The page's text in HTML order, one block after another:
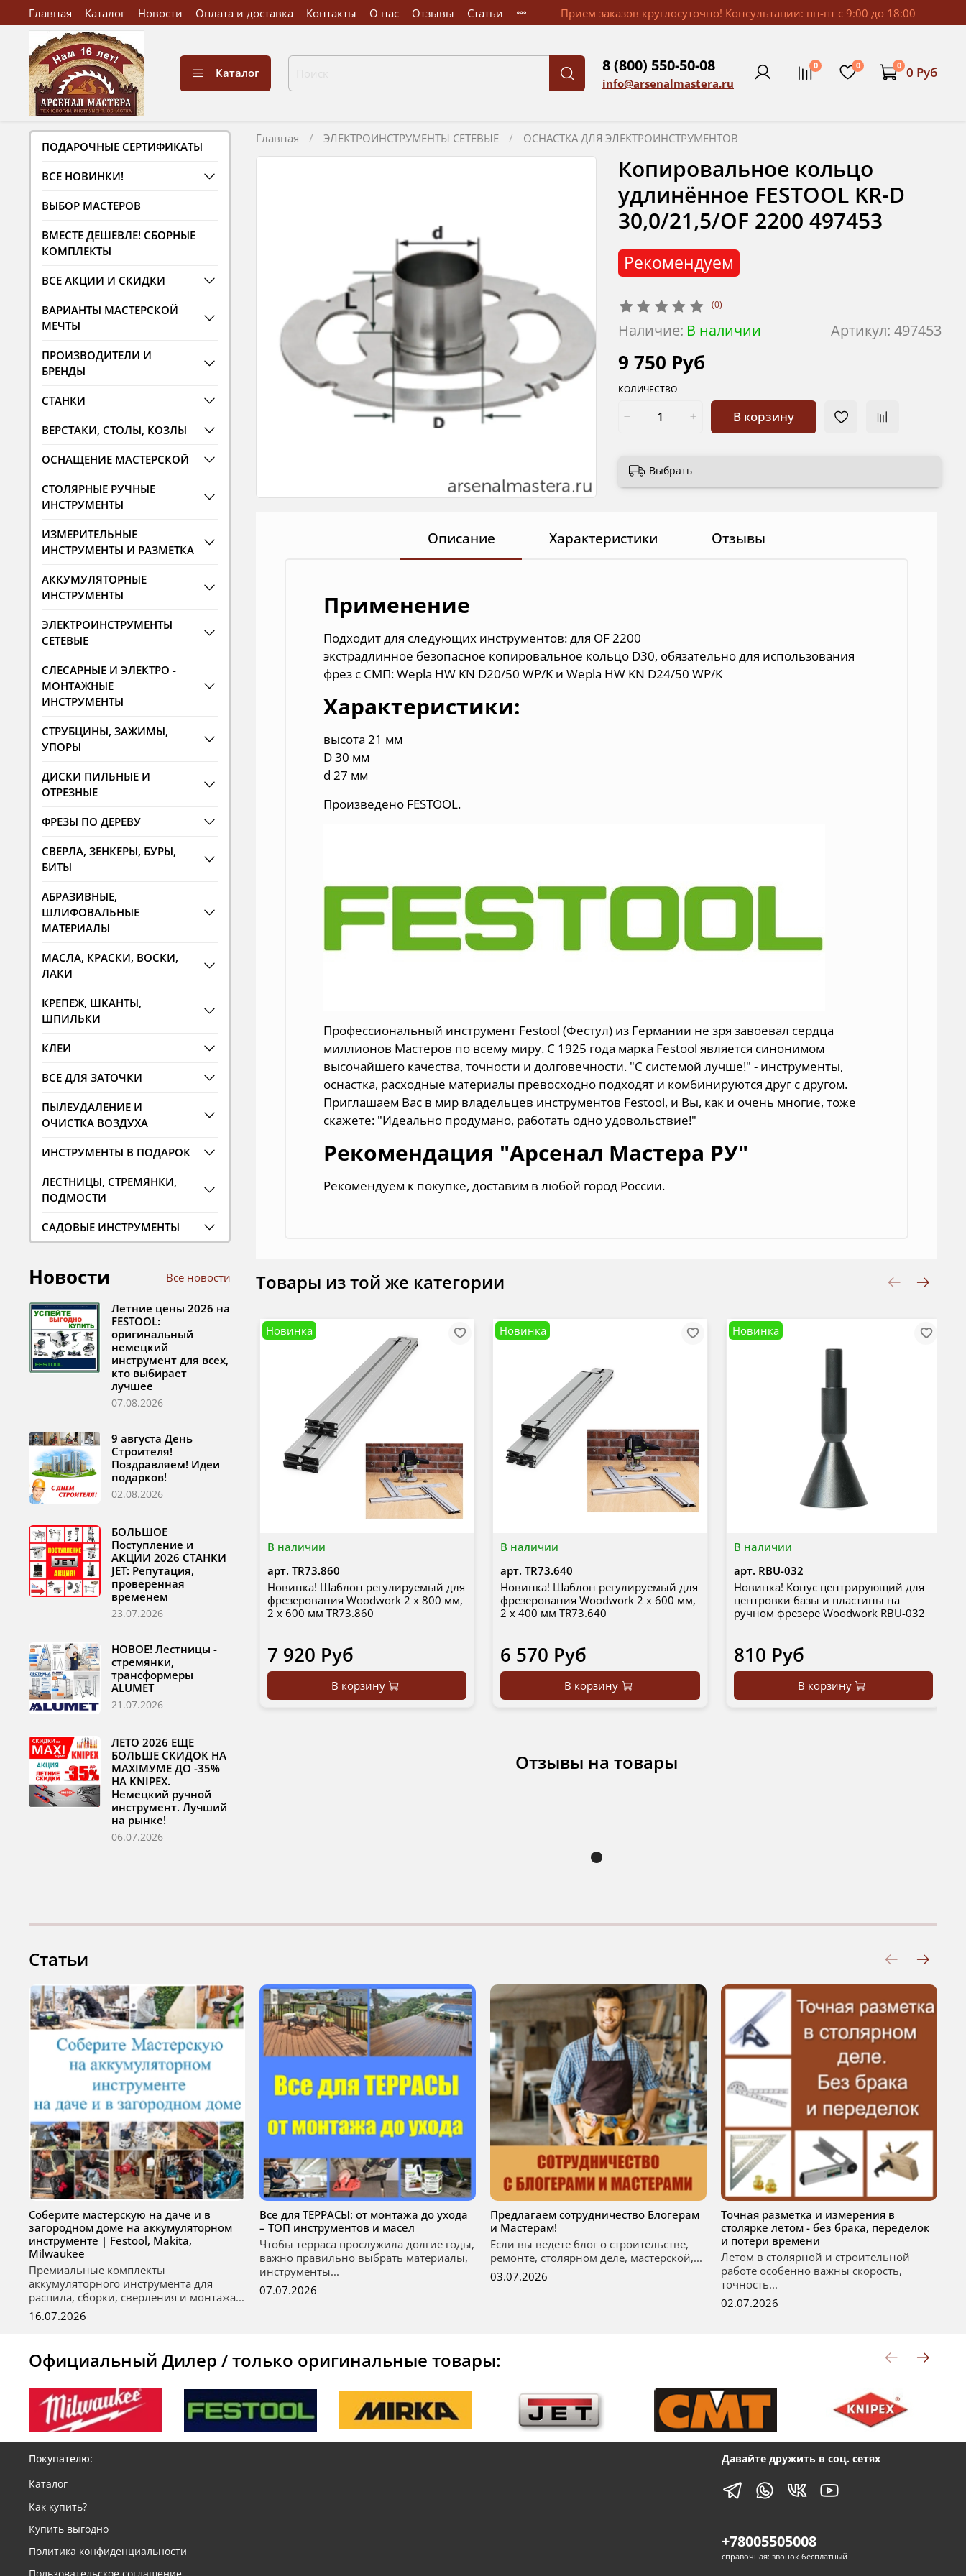
Главная Каталог Новости Оплата и доставка Контакты О нас Отзывы Статьи Прием заказов круглосуточно! Консультации: пн-пт с 9:00 до 18:00
Каталог 8 (800) 550-50-08
info@arsenalmastera.ru
0 0 0 0 Руб
Главная ЭЛЕКТРОИНСТРУМЕНТЫ СЕТЕВЫЕ ОСНАСТКА ДЛЯ ЭЛЕКТРОИНСТРУМЕНТОВ
(0)
Артикул: 497453
Наличие: В наличии
Рекомендуем
Копировальное кольцо
удлинённое FESTOOL KR-D
30,0/21,5/OF 2200 497453
9 750 Руб
КОЛИЧЕСТВО
В корзину
Выбрать
Описание Характеристики Отзывы
Применение
Подходит для следующих инструментов: для OF 2200
экстрадлинное безопасное копировальное кольцо D30, обязательно для использования
фрез с СМП: Wepla HW KN D20/50 WP/K и Wepla HW KN D24/50 WP/K
Характеристики:
высота 21 мм
D 30 мм
d 27 мм
Произведено FESTOOL.
Профессиональный инструмент Festool (Фестул) из Германии не зря завоевал сердца
миллионов Мастеров по всему миру. С 1925 года марка Festool является синонимом
высочайшего качества, точности и долговечности. "С системой лучше!" - инструменты,
оснастка, расходные материалы превосходно подходят и комбинируются друг с другом.
Приглашаем Вас в мир владельцев инструментов Festool, и Вы, как и очень многие, тоже
скажете: "Идеально продумано, работать одно удовольствие!"
Рекомендация "Арсенал Мастера РУ"
Рекомендуем к покупке, доставим в любой город России.
Товары из той же категории
В наличии
Новинка
арт. TR73.860
Новинка! Шаблон регулируемый для
фрезерования Woodwork 2 х 800 мм,
2 х 600 мм TR73.860
7 920 Руб
В корзину
В наличии
Новинка
арт.TR73.640
Новинка! Шаблон регулируемый для
фрезерования Woodwork 2 х 600 мм,
2 х 400 мм TR73.640
6 570 Руб
В корзину
В наличии
Новинка
арт. RBU-032
Новинка! Конус центрирующий для
центровки базы и пластины на
ручном фрезере Woodwork RBU-032
810 Руб
В корзину
Отзывы на товары
ПОДАРОЧНЫЕ СЕРТИФИКАТЫ
ВСЕ НОВИНКИ!
ВЫБОР МАСТЕРОВ
ВМЕСТЕ ДЕШЕВЛЕ! СБОРНЫЕ
КОМПЛЕКТЫ
ВСЕ АКЦИИ И СКИДКИ
ВАРИАНТЫ МАСТЕРСКОЙ
МЕЧТЫ
ПРОИЗВОДИТЕЛИ И
БРЕНДЫ
СТАНКИ
ВЕРСТАКИ, СТОЛЫ, КОЗЛЫ
ОСНАЩЕНИЕ МАСТЕРСКОЙ
СТОЛЯРНЫЕ РУЧНЫЕ
ИНСТРУМЕНТЫ
ИЗМЕРИТЕЛЬНЫЕ
ИНСТРУМЕНТЫ И РАЗМЕТКА
АККУМУЛЯТОРНЫЕ
ИНСТРУМЕНТЫ
ЭЛЕКТРОИНСТРУМЕНТЫ
СЕТЕВЫЕ
СЛЕСАРНЫЕ И ЭЛЕКТРО -
МОНТАЖНЫЕ
ИНСТРУМЕНТЫ
СТРУБЦИНЫ, ЗАЖИМЫ,
УПОРЫ
ДИСКИ ПИЛЬНЫЕ И
ОТРЕЗНЫЕ
ФРЕЗЫ ПО ДЕРЕВУ
СВЕРЛА, ЗЕНКЕРЫ, БУРЫ,
БИТЫ
АБРАЗИВНЫЕ,
ШЛИФОВАЛЬНЫЕ
МАТЕРИАЛЫ
МАСЛА, КРАСКИ, ВОСКИ,
ЛАКИ
КРЕПЕЖ, ШКАНТЫ,
ШПИЛЬКИ
КЛЕИ
ВСЕ ДЛЯ ЗАТОЧКИ
ПЫЛЕУДАЛЕНИЕ И
ОЧИСТКА ВОЗДУХА
ИНСТРУМЕНТЫ В ПОДАРОК
ЛЕСТНИЦЫ, СТРЕМЯНКИ,
ПОДМОСТИ
САДОВЫЕ ИНСТРУМЕНТЫ
Новости Все новости
Летние цены 2026 на
FESTOOL:
оригинальный
немецкий
инструмент для всех,
кто выбирает
лучшее
07.08.2026
9 августа День
Строителя!
Поздравляем! Идеи
подарков!
02.08.2026
БОЛЬШОЕ
Поступление и
АКЦИИ 2026 СТАНКИ
JET: Репутация,
проверенная
временем
23.07.2026
НОВОЕ! Лестницы -
стремянки,
трансформеры
ALUMET
21.07.2026
ЛЕТО 2026 ЕЩЕ
БОЛЬШЕ СКИДОК НА
MAXIМУМЕ ДО -35%
НА KNIPEX.
Немецкий ручной
инструмент. Лучший
на рынке!
06.07.2026
Статьи
Соберите мастерскую на даче и в
загородном доме на аккумуляторном
инструменте | Festool, Makita,
Milwaukee
Премиальные комплекты
аккумуляторного инструмента для
распила, сборки, сверления и монтажа...
16.07.2026
Все для ТЕРРАСЫ: от монтажа до ухода
– ТОП инструментов и масел
Чтобы терраса прослужила долгие годы,
важно правильно выбрать материалы,
инструменты...
07.07.2026
Предлагаем сотрудничество Блогерам
и Мастерам!
Если вы ведете блог о строительстве,
ремонте, столярном деле, мастерской,...
03.07.2026
Точная разметка и измерения в
столярке летом - без брака, переделок
и потери времени
Летом в столярной и строительной
работе особенно важны скорость,
точность...
02.07.2026
Официальный Дилер / только оригинальные товары:
Покупателю:
Каталог
Как купить?
Купить выгодно
Политика конфиденциальности
Давайте дружить в соц. сетях
+78005505008
справочная: звонок бесплатный